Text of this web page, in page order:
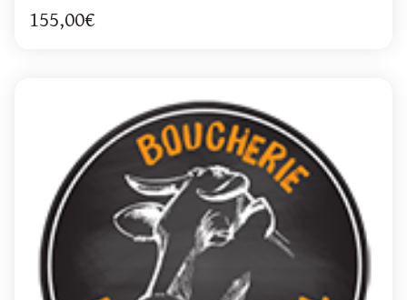
155,00€